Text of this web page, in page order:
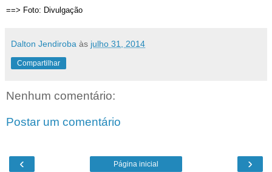
==> Foto: Divulgação
Dalton Jendiroba às julho 31, 2014
Compartilhar
Nenhum comentário:
Postar um comentário
‹ ›
Página inicial